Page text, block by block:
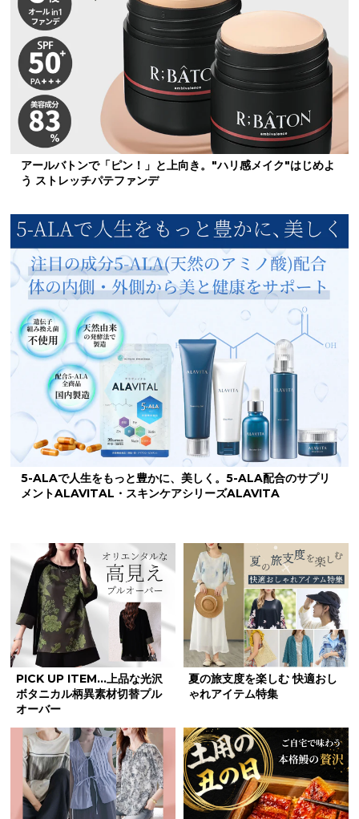
アールバトンで「ピン！」と上向き。"ハリ感メイク"はじめよ
う ストレッチパテファンデ
5-ALAで人生をもっと豊かに、美しく。5-ALA配合のサプリ
メントALAVITAL・スキンケアシリーズALAVITA
PICK UP ITEM...上品な光沢
ボタニカル柄異素材切替プル
オーバー
夏の旅支度を楽しむ 快適おし
ゃれアイテム特集